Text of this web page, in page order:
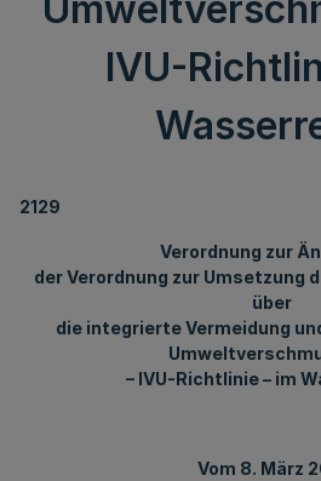
IVU-
2129
Verordnung zur
der Verordnung zur Umsetzung
über
die integrierte Vermeidung
– IVU-Richtlinie – im
Vom 8. März